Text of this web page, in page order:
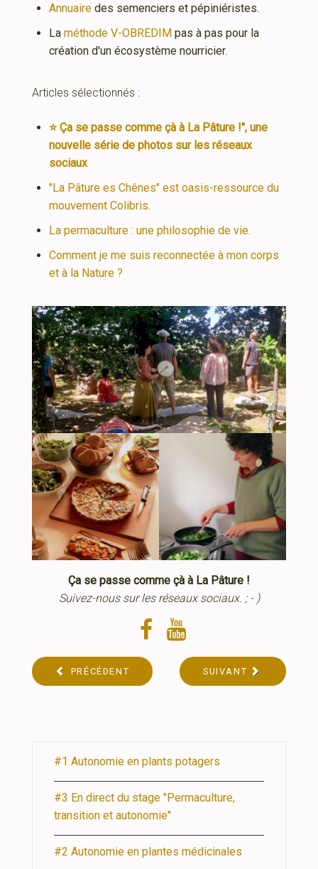
Annuaire des semenciers et pépiniéristes.
La méthode V-OBREDIM pas à pas pour la
création d'un écosystème nourricier.
Articles sélectionnés :
⭐ Ça se passe comme çà à La Pâture !", une
nouvelle série de photos sur les réseaux
sociaux
"La Pâture es Chênes" est oasis-ressource du
mouvement Colibris.
La permaculture : une philosophie de vie.
Comment je me suis reconnectée à mon corps
et à la Nature ?
Ça se passe comme çà à La Pâture !‍
Suivez-nous sur les réseaux sociaux. ; - )
PRÉCÉDENT SUIVANT
#1 Autonomie en plants potagers
#3 En direct du stage "Permaculture,
transition et autonomie"
#2 Autonomie en plantes médicinales